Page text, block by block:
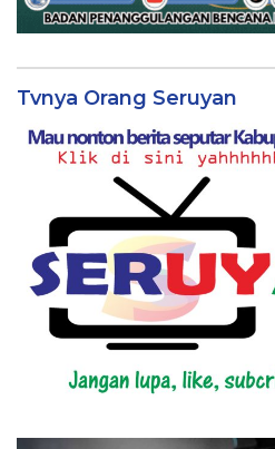
Tvnya Orang Seruyan